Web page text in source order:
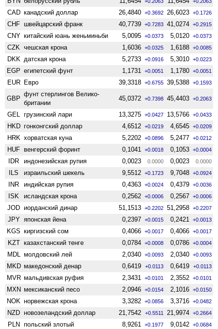
CAD канадский доллар 26,4840 +0.3692 26,6023 +0.1726
CHF швейцарский франк 40,7739 +0.7283 41,0274 +0.2915
CNY китайский юань женьминьби 5,0095 +0.0373 5,0120 +0.0373
CZK чешская крона 1,6036 +0.0325 1,6188 +0.0085
DKK датская крона 5,2733 +0.0916 5,3010 +0.0223
EGP египетский фунт 1,1731 +0.0051 1,1780 +0.0051
EUR Евро 39,3318 +0.6755 39,5388 +0.1593
GBP
фунт стерлингов Велико­
британии
45,0372 +0.7398 45,4403 +0.2063
GEL грузинский лари 13,3275 +0.0427 13,5766 +0.0433
HKD гонконгский доллар 4,6512 +0.0219 4,6545 +0.0209
HRK хорватская куна 5,2202 +0.0896 5,2477 +0.0212
HUF венгерский форинт 0,1041 +0.0018 0,1053 +0.0004
IDR индонезийская рупия 0,0023 0.0000 0,0023 0.0000
ILS израильский шекель 9,5512 +0.1723 9,7048 +0.0924
INR индийская рупия 0,4363 +0.0024 0,4379 +0.0036
ISK исландская крона 0,2562 +0.0006 0,2567 +0.0006
JOD иорданский динар 51,1513 +0.2202 51,2958 +0.2207
JPY японская йена 0,2397 +0.0015 0,2421 +0.0013
KGS киргизский сом 0,4066 +0.0017 0,4066 +0.0017
KZT казахстанский тенге 0,0784 +0.0008 0,0786 +0.0004
MDL молдовский лей 2,0340 +0.0093 2,0340 +0.0093
MKD македонский денар 0,6419 +0.0113 0,6419 +0.0113
MVR мальдивская руфия 2,3431 +0.0101 2,3552 +0.0101
MXN мексиканский песо 2,0946 +0.0154 2,1016 +0.0150
NOK норвежская крона 3,3282 +0.0856 3,3716 +0.0482
NZD ново­зеландский доллар 21,7542 +0.5511 21,9974 +0.2664
PLN польский злотый 8,9261 +0.1977 9,0142 +0.0684